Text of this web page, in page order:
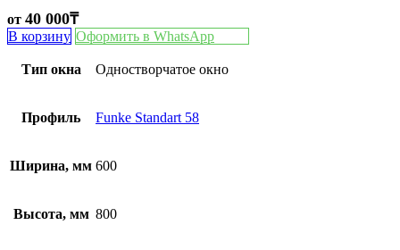
от 40 000₸
В корзину Оформить в WhatsApp
Тип окна Одностворчатое окно
Профиль Funke Standart 58
Ширина, мм 600
Высота, мм 800